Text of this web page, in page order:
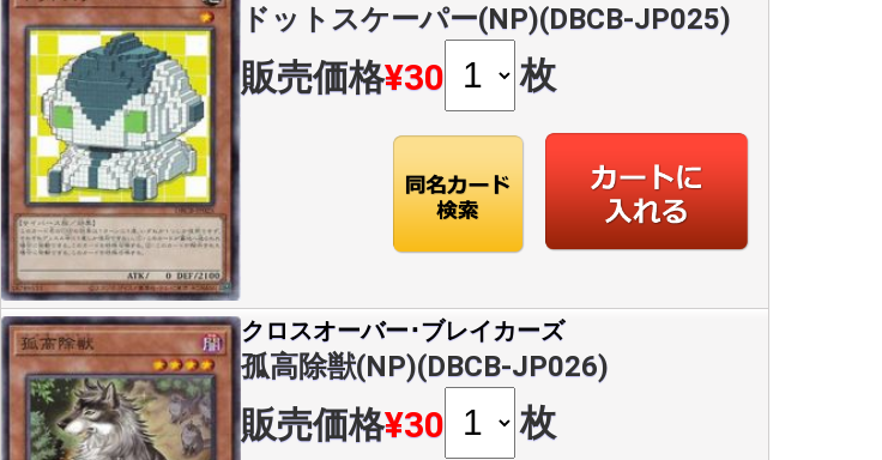
ドットスケーパー(NP)(DBCB-JP025)
販売価格¥30 枚
クロスオーバー･ブレイカーズ
孤高除獣(NP)(DBCB-JP026)
販売価格¥30 枚